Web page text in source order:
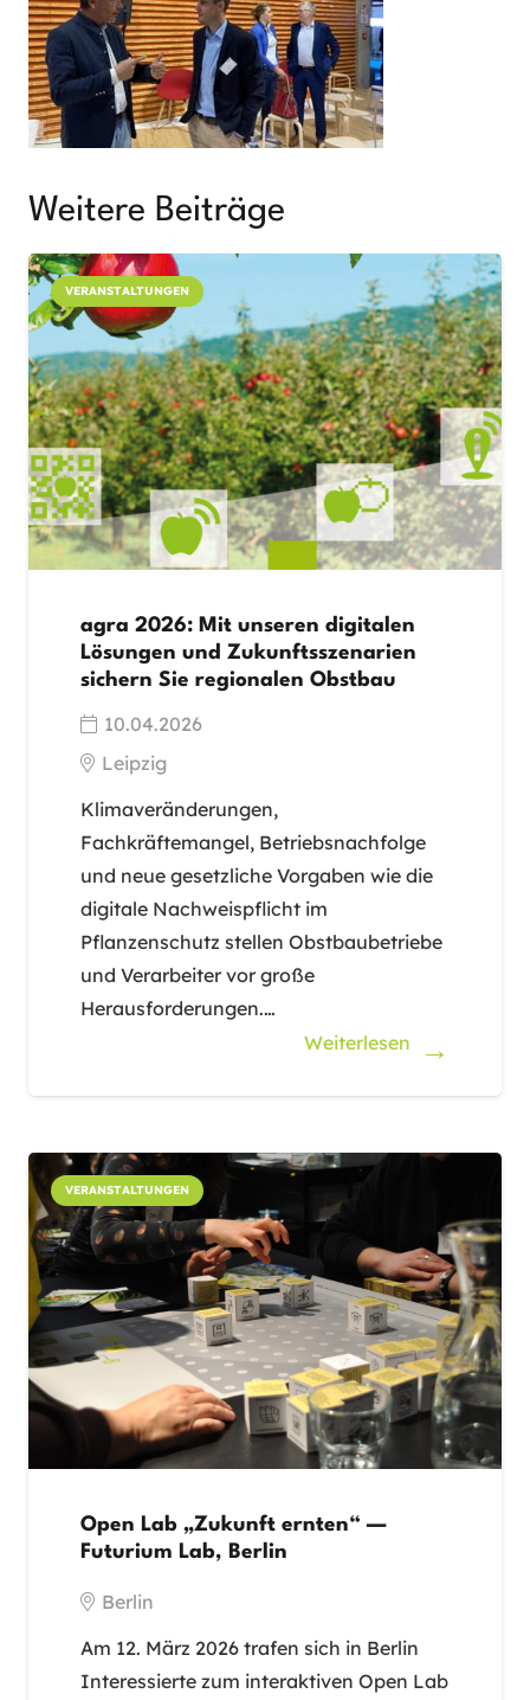
Weitere Beiträge
VERANSTALTUNGEN
agra 2026: Mit unseren digitalen
Lösungen und Zukunftsszenarien
sichern Sie regionalen Obstbau
10.04.2026
Leipzig
Klimaveränderungen,
Fachkräftemangel, Betriebsnachfolge
und neue gesetzliche Vorgaben wie die
digitale Nachweispflicht im
Pflanzenschutz stellen Obstbaubetriebe
und Verarbeiter vor große
Herausforderungen.…
Weiterlesen
VERANSTALTUNGEN
Open Lab „Zukunft ernten“ —
Futurium Lab, Berlin
Berlin
Am 12. März 2026 trafen sich in Berlin
Interessierte zum interaktiven Open Lab